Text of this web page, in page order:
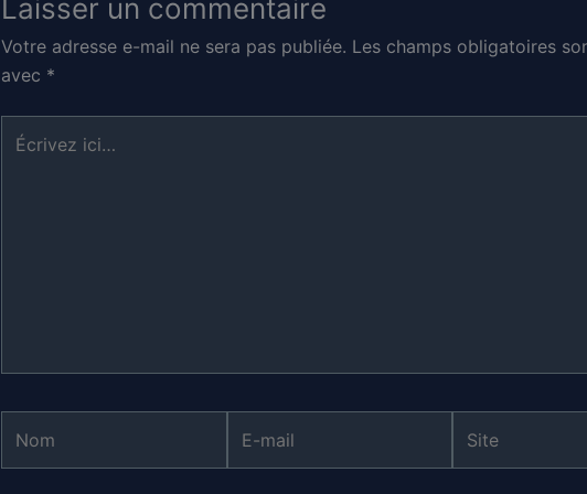
Laisser un commentaire
Votre adresse e-mail ne sera pas publiée. Les champs obligatoires
avec *
Écrivez
ici…
mail